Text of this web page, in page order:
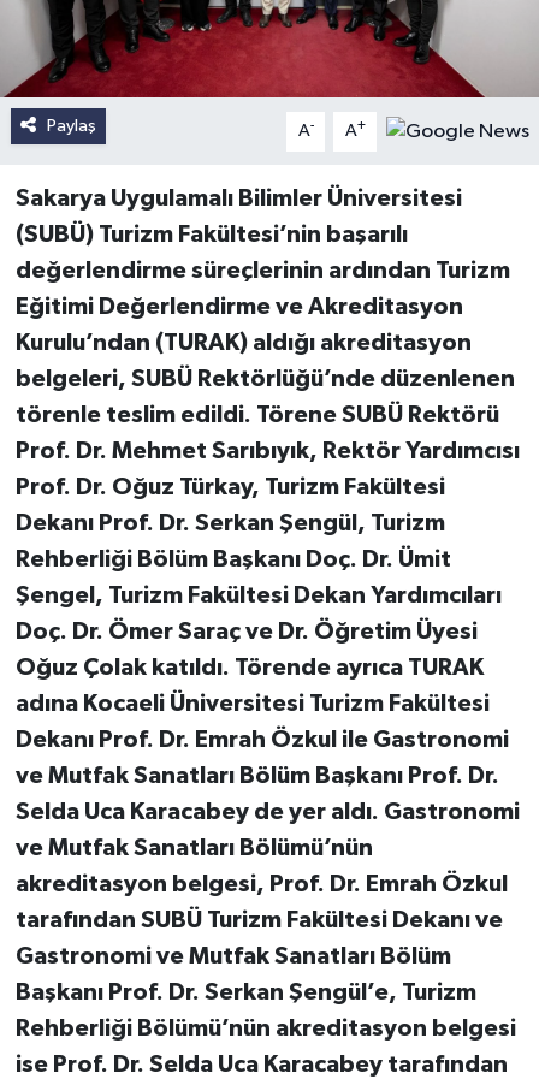
Paylaş A- A+
Sakarya Uygulamalı Bilimler Üniversitesi
(SUBÜ) Turizm Fakültesi’nin başarılı
değerlendirme süreçlerinin ardından Turizm
Eğitimi Değerlendirme ve Akreditasyon
Kurulu’ndan (TURAK) aldığı akreditasyon
belgeleri, SUBÜ Rektörlüğü’nde düzenlenen
törenle teslim edildi. Törene SUBÜ Rektörü
Prof. Dr. Mehmet Sarıbıyık, Rektör Yardımcısı
Prof. Dr. Oğuz Türkay, Turizm Fakültesi
Dekanı Prof. Dr. Serkan Şengül, Turizm
Rehberliği Bölüm Başkanı Doç. Dr. Ümit
Şengel, Turizm Fakültesi Dekan Yardımcıları
Doç. Dr. Ömer Saraç ve Dr. Öğretim Üyesi
Oğuz Çolak katıldı. Törende ayrıca TURAK
adına Kocaeli Üniversitesi Turizm Fakültesi
Dekanı Prof. Dr. Emrah Özkul ile Gastronomi
ve Mutfak Sanatları Bölüm Başkanı Prof. Dr.
Selda Uca Karacabey de yer aldı. Gastronomi
ve Mutfak Sanatları Bölümü’nün
akreditasyon belgesi, Prof. Dr. Emrah Özkul
tarafından SUBÜ Turizm Fakültesi Dekanı ve
Gastronomi ve Mutfak Sanatları Bölüm
Başkanı Prof. Dr. Serkan Şengül’e, Turizm
Rehberliği Bölümü’nün akreditasyon belgesi
ise Prof. Dr. Selda Uca Karacabey tarafından